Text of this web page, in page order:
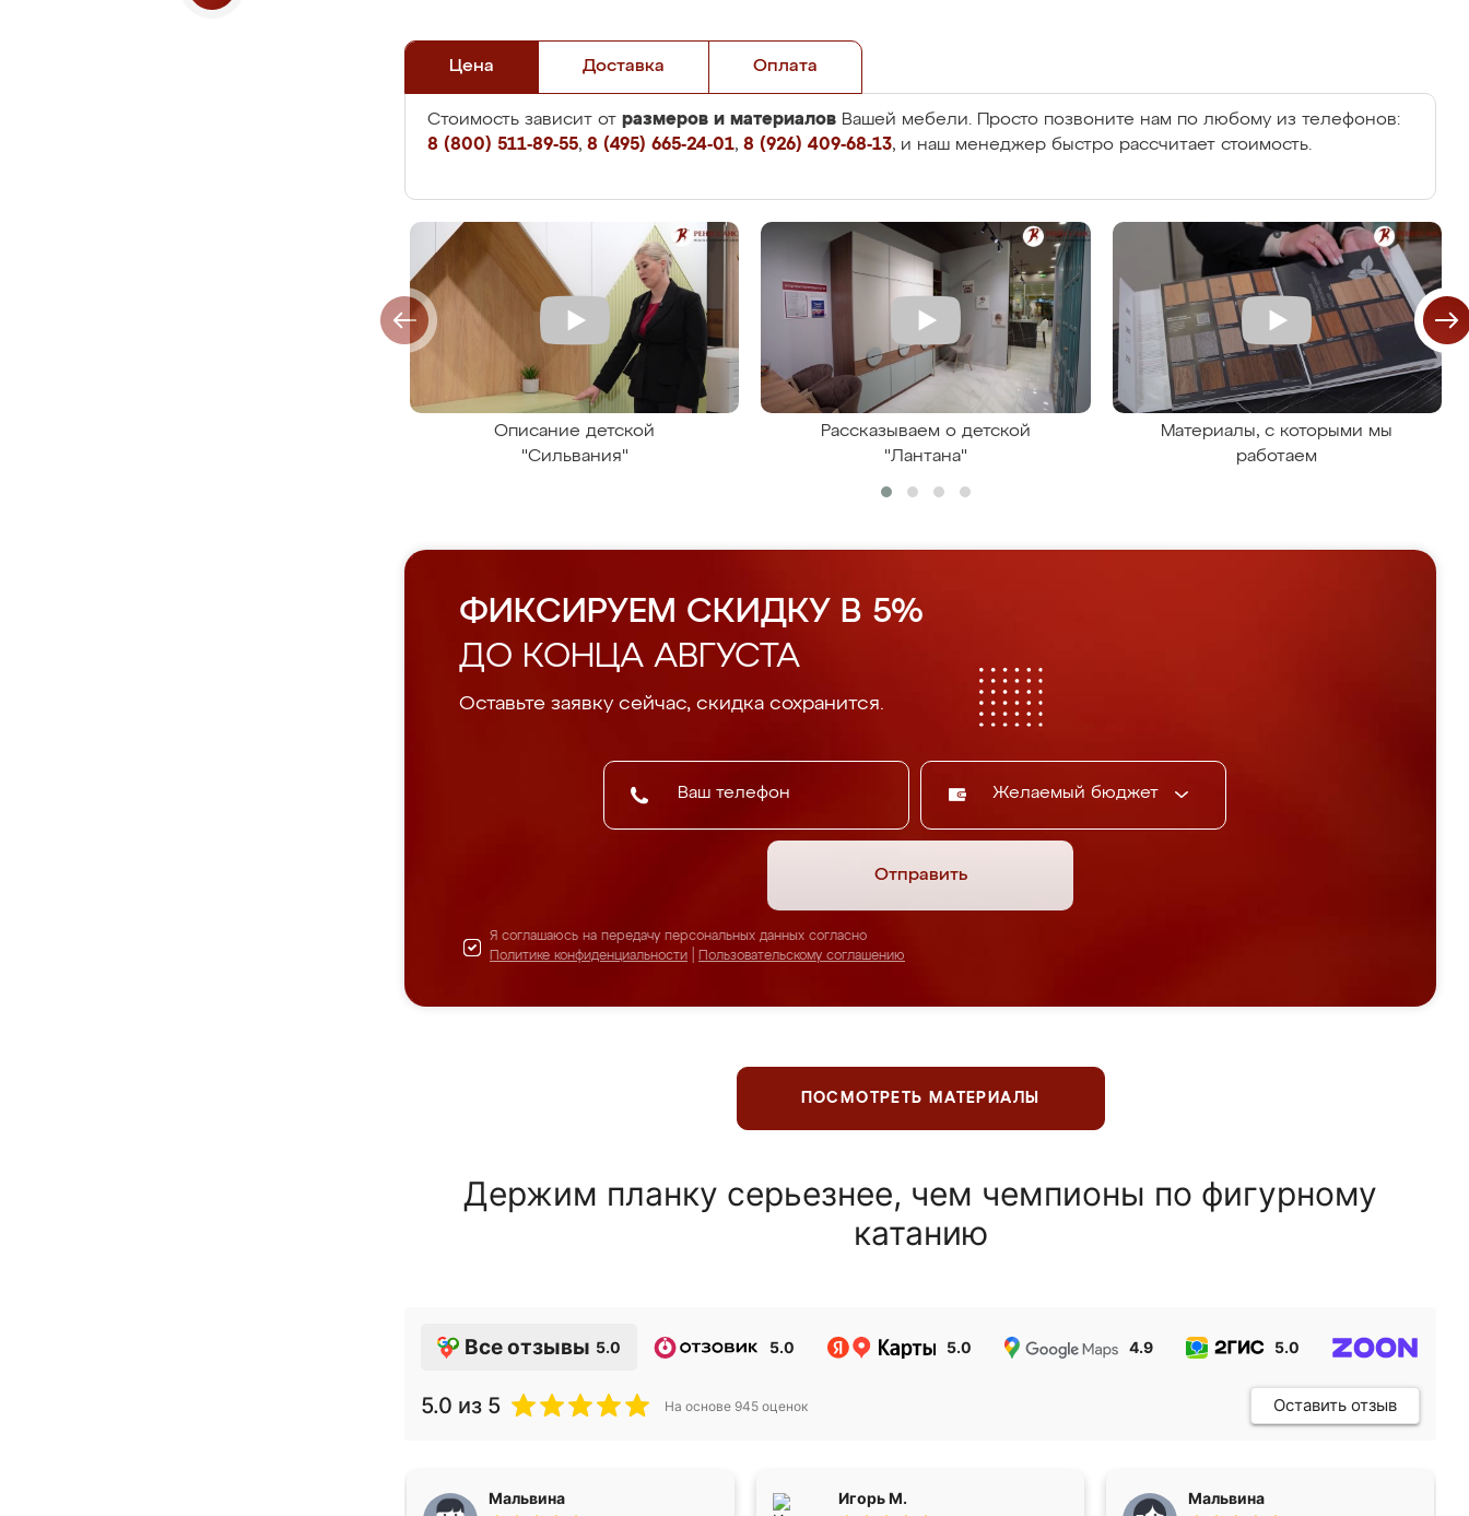
Цена Доставка Оплата
Стоимость зависит от размеров и материалов Вашей мебели. Просто позвоните нам по любому из телефонов:
8 (800) 511-89-55, 8 (495) 665-24-01, 8 (926) 409-68-13, и наш менеджер быстро рассчитает стоимость.
Описание детской
"Сильвания"
Рассказываем о детской
"Лантана"
Материалы, с которыми мы
работаем
ФИКСИРУЕМ СКИДКУ В 5%
ДО КОНЦА АВГУСТА
Оставьте заявку сейчас, скидка сохранится.
Желаемый бюджет
Отправить
Я соглашаюсь на передачу персональных данных согласно
Политике конфиденциальности
Пользовательскому соглашению
ПОСМОТРЕТЬ МАТЕРИАЛЫ
Держим планку серьезнее, чем чемпионы по фигурному
катанию
Все отзывы 5.0 5.0 5.0 4.9 5.0
5.0 из 5 На основе 945 оценок Оставить отзыв
Мальвина Игорь М. Мальвина